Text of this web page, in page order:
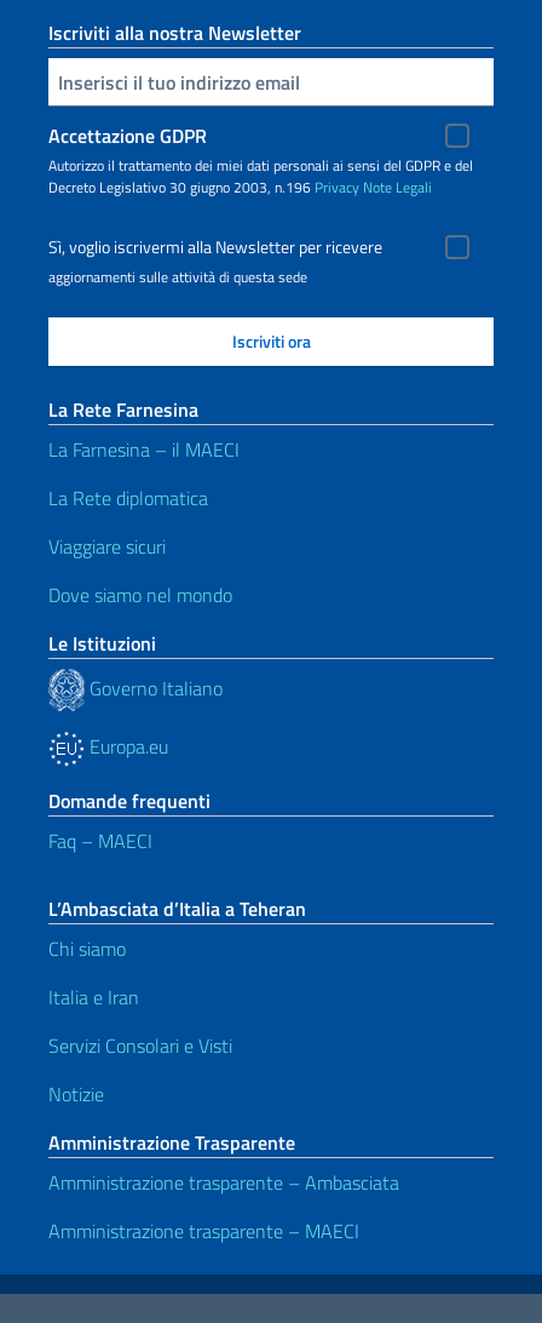
Iscriviti alla nostra Newsletter
Inserisci la tua email
Accettazione GDPR
Autorizzo il trattamento dei miei dati personali ai sensi del GDPR e del
Decreto Legislativo 30 giugno 2003, n.196 Privacy Note Legali
Sì, voglio iscrivermi alla Newsletter per ricevere
aggiornamenti sulle attività di questa sede
La Rete Farnesina
La Farnesina – il MAECI
La Rete diplomatica
Viaggiare sicuri
Dove siamo nel mondo
Le Istituzioni
Governo Italiano
Europa.eu
Domande frequenti
Faq – MAECI
L’Ambasciata d’Italia a Teheran
Chi siamo
Italia e Iran
Servizi Consolari e Visti
Notizie
Amministrazione Trasparente
Amministrazione trasparente – Ambasciata
Amministrazione trasparente – MAECI
Link Utili